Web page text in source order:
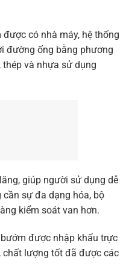
có nhà máy, hệ thống
đường ống bằng phương
và nhựa sử dụng
giúp người sử dụng dễ
sự đa dạng hóa, bộ
kiểm soát van hơn.
được nhập khẩu trực
chất lượng tốt đã được các